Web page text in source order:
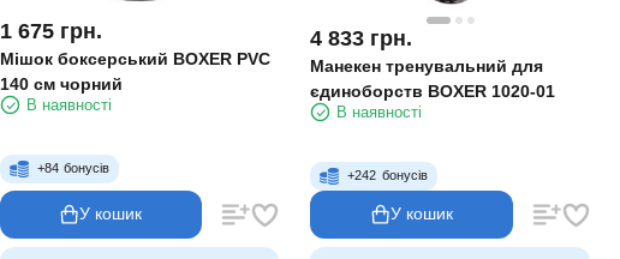
1 675 грн.
Мішок боксерський BOXER PVC
140 см чорний
В наявності
+84 бонусів
У кошик
4 833 грн.
Манекен тренувальний для
єдиноборств BOXER 1020-01
В наявності
+242 бонусів
У кошик